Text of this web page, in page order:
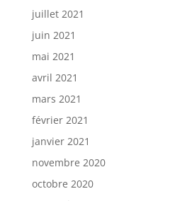
juillet 2021
juin 2021
mai 2021
avril 2021
mars 2021
février 2021
janvier 2021
novembre 2020
octobre 2020